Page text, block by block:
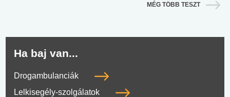
MÉG TÖBB TESZT
Ha baj van...
Drogambulanciák
Lelkisegély-szolgálatok